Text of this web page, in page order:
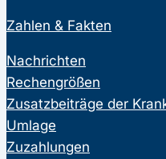
Zahlen & Fakten
Nachrichten
Rechengrößen
Zusatzbeiträge der
Umlage
Zuzahlungen